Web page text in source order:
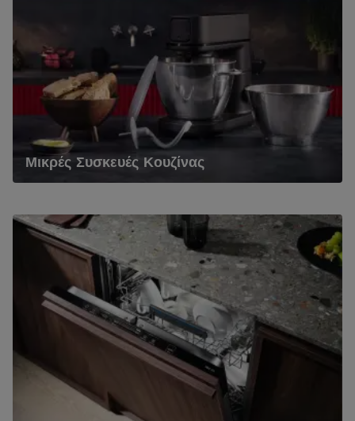
Μικρές Συσκευές Κουζίνας